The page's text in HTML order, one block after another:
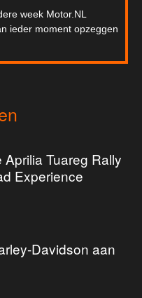
week Motor.NL
ieder moment opzeggen
Tuareg Rally
Experience
Davidson aan